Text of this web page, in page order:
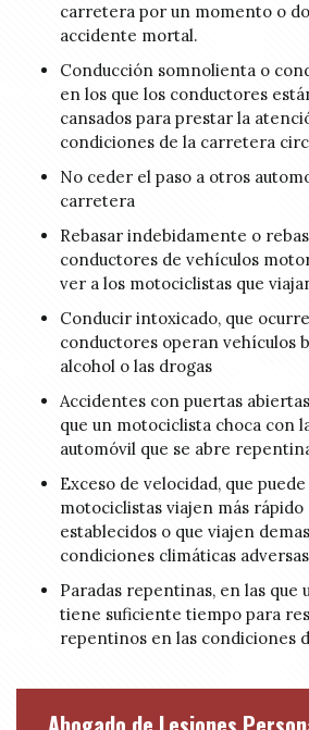
carretera por un momento o
accidente mortal.
Conducción somnolienta o
en los que los conductores
cansados para prestar la
condiciones de la carretera
No ceder el paso a otros
carretera
Rebasar indebidamente o
conductores de vehículos
ver a los motociclistas que
Conducir intoxicado, que
conductores operan vehículos
alcohol o las drogas
Accidentes con puertas
que un motociclista choca con
automóvil que se abre
Exceso de velocidad, que
motociclistas viajen más
establecidos o que viajen
condiciones climáticas
Paradas repentinas, en las que
tiene suficiente tiempo para
repentinos en las condiciones